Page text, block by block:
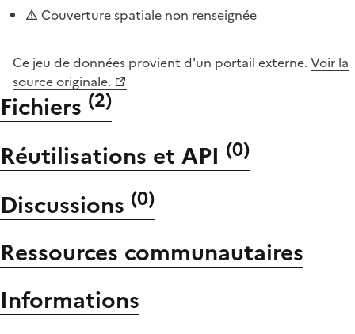
Couverture spatiale non renseignée
Ce jeu de données provient d'un portail externe. Voir la
source originale.
Fichiers (2)
Réutilisations et API (0)
Discussions (0)
Ressources communautaires
Informations